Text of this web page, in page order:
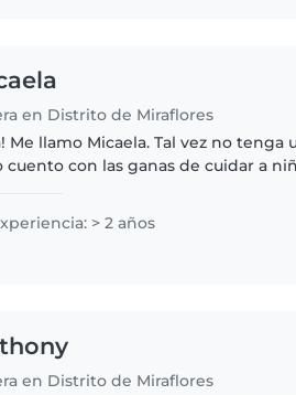
en Distrito de Miraflores
Me llamo Micaela. Tal vez no tenga
cuento con las ganas de cuidar a
de que dejan a sus..
> 2 años
en Distrito de Miraflores